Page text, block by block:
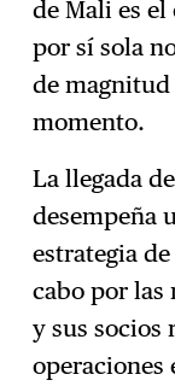
de Mali es
por sí sola
de magnitud
momento.
La llegada
desempeña
estrategia
cabo por las
y sus socios
operaciones